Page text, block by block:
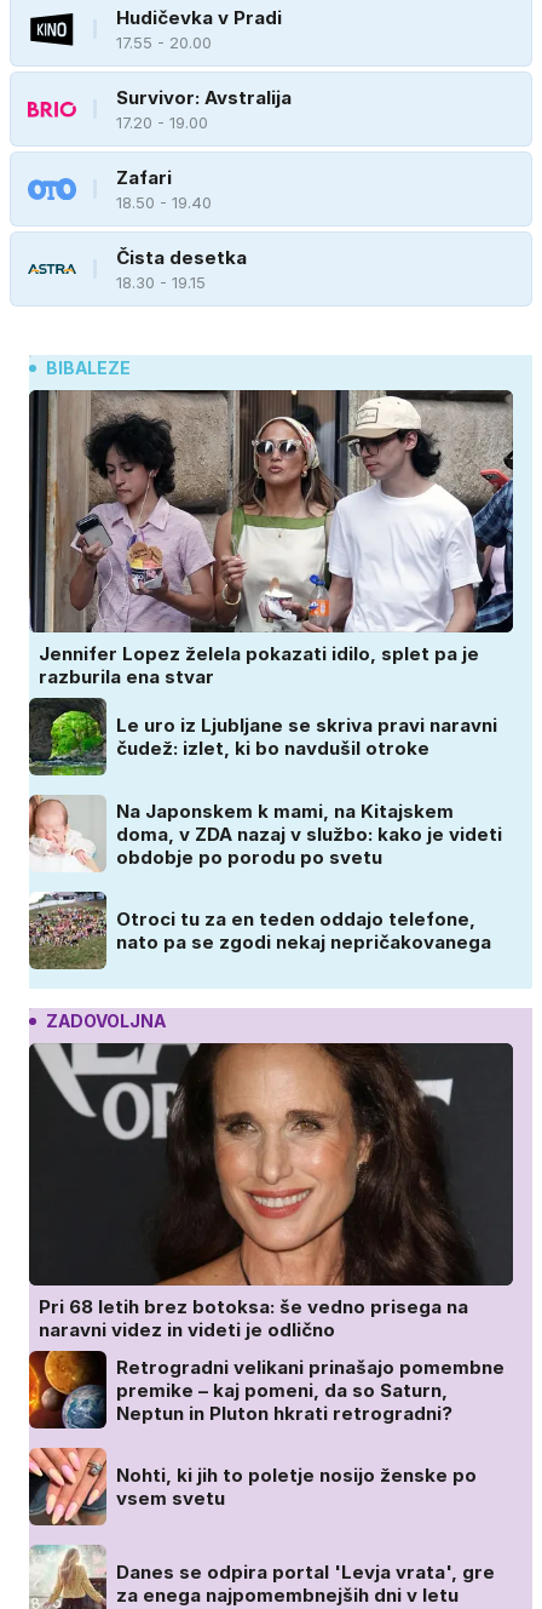
Hudičevka v Pradi
17.55 - 20.00
Survivor: Avstralija
17.20 - 19.00
Zafari
18.50 - 19.40
Čista desetka
18.30 - 19.15
BIBALEZE
Jennifer Lopez želela pokazati idilo, splet pa je
razburila ena stvar
Le uro iz Ljubljane se skriva pravi naravni
čudež: izlet, ki bo navdušil otroke
Na Japonskem k mami, na Kitajskem
doma, v ZDA nazaj v službo: kako je videti
obdobje po porodu po svetu
Otroci tu za en teden oddajo telefone,
nato pa se zgodi nekaj nepričakovanega
ZADOVOLJNA
Pri 68 letih brez botoksa: še vedno prisega na
naravni videz in videti je odlično
Retrogradni velikani prinašajo pomembne
premike – kaj pomeni, da so Saturn,
Neptun in Pluton hkrati retrogradni?
Nohti, ki jih to poletje nosijo ženske po
vsem svetu
Danes se odpira portal 'Levja vrata', gre
za enega najpomembnejših dni v letu